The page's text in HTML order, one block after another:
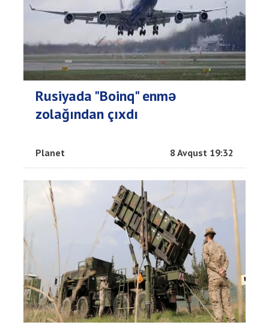
Rusiyada "Boinq" enmə
zolağından çıxdı
Planet 8 Avqust 19:32